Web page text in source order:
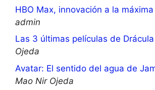
HBO Max, innovación a la
admin
Las 3 últimas películas de Drácula
Ojeda
Avatar: El sentido del agua de
Mao Nir Ojeda